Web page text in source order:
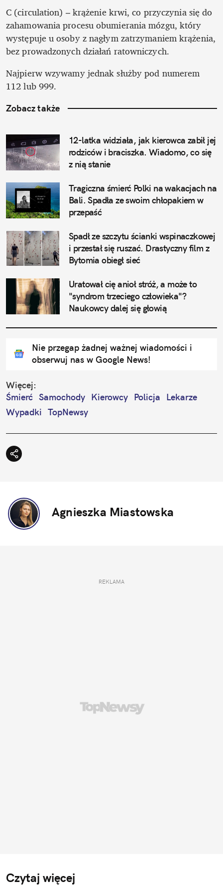
C (circulation) – krążenie krwi, co przyczynia się do
zahamowania procesu obumierania mózgu, który
występuje u osoby z nagłym zatrzymaniem krążenia,
bez prowadzonych działań ratowniczych.
Najpierw wzywamy jednak służby pod numerem
112 lub 999.
Zobacz także
12-latka widziała, jak kierowca zabił jej
rodziców i braciszka. Wiadomo, co się
z nią stanie
Tragiczna śmierć Polki na wakacjach na
Bali. Spadła ze swoim chłopakiem w
przepaść
Spadł ze szczytu ścianki wspinaczkowej
i przestał się ruszać. Drastyczny film z
Bytomia obiegł sieć
Uratował cię anioł stróż, a może to
"syndrom trzeciego człowieka"?
Naukowcy dalej się głowią
Nie przegap żadnej ważnej wiadomości i
obserwuj nas w Google News!
Więcej:
Śmierć Samochody Kierowcy Policja
Lekarze
Wypadki TopNewsy
Agnieszka Miastowska
REKLAMA
Czytaj więcej